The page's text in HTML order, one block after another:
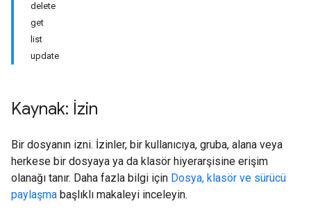
delete
get
list
update
Kaynak: İzin
Bir dosyanın izni. İzinler, bir kullanıcıya, gruba, alana veya
herkese bir dosyaya ya da klasör hiyerarşisine erişim
olanağı tanır. Daha fazla bilgi için Dosya, klasör ve sürücü
paylaşma başlıklı makaleyi inceleyin.